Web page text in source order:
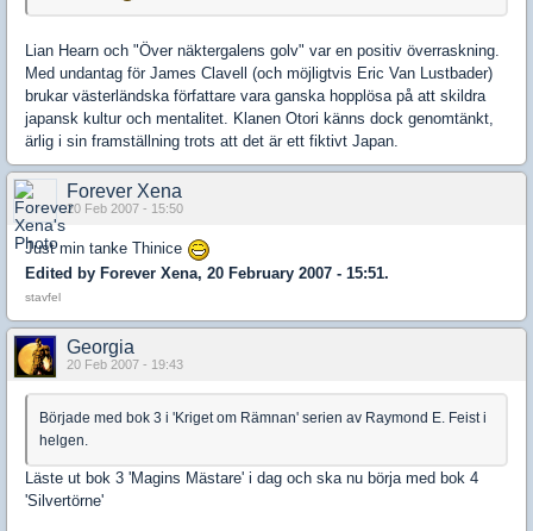
Lian Hearn och "Över näktergalens golv" var en positiv överraskning.
Med undantag för James Clavell (och möjligtvis Eric Van Lustbader)
brukar västerländska författare vara ganska hopplösa på att skildra
japansk kultur och mentalitet. Klanen Otori känns dock genomtänkt,
ärlig i sin framställning trots att det är ett fiktivt Japan.
Forever Xena
20 Feb 2007 - 15:50
Just min tanke Thinice
Edited by Forever Xena, 20 February 2007 - 15:51.
stavfel
Georgia
20 Feb 2007 - 19:43
Började med bok 3 i 'Kriget om Rämnan' serien av Raymond E. Feist i
helgen.
Läste ut bok 3 'Magins Mästare' i dag och ska nu börja med bok 4
'Silvertörne'